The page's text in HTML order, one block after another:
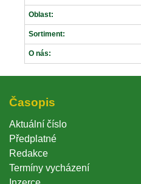
Oblast:
Sortiment:
O nás:
Časopi
Aktuální číslo
Předplatné
Redakce
Termíny vycházení